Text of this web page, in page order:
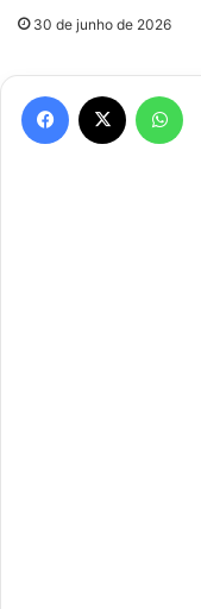
30 de junho de 2026
Facebook